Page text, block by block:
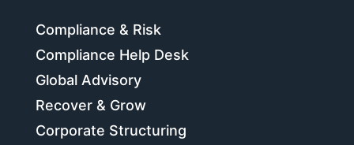
Compliance & Risk
Compliance Help Desk
Global Advisory
Recover & Grow
Corporate Structuring